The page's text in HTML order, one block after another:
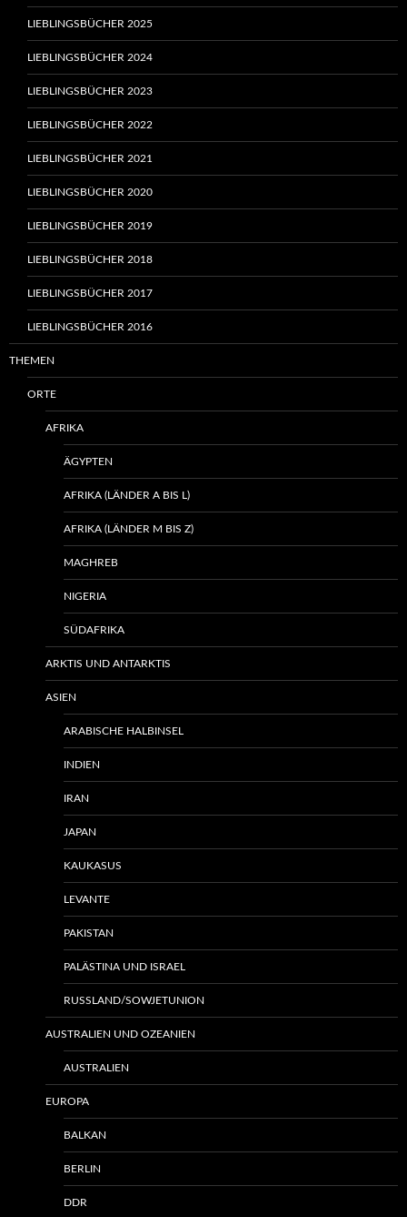
LIEBLINGSBÜCHER 2025
LIEBLINGSBÜCHER 2024
LIEBLINGSBÜCHER 2023
LIEBLINGSBÜCHER 2022
LIEBLINGSBÜCHER 2021
LIEBLINGSBÜCHER 2020
LIEBLINGSBÜCHER 2019
LIEBLINGSBÜCHER 2018
LIEBLINGSBÜCHER 2017
LIEBLINGSBÜCHER 2016
THEMEN
ORTE
AFRIKA
ÄGYPTEN
AFRIKA (LÄNDER A BIS L)
AFRIKA (LÄNDER M BIS Z)
MAGHREB
NIGERIA
SÜDAFRIKA
ARKTIS UND ANTARKTIS
ASIEN
ARABISCHE HALBINSEL
INDIEN
IRAN
JAPAN
KAUKASUS
LEVANTE
PAKISTAN
PALÄSTINA UND ISRAEL
RUSSLAND/SOWJETUNION
AUSTRALIEN UND OZEANIEN
AUSTRALIEN
EUROPA
BALKAN
BERLIN
DDR